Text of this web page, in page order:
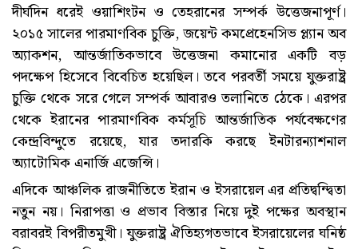
দীর্ঘদিন ধরেই ওয়াশিংটন ও তেহরানের সম্পর্ক উত্তেজনাপূর্ণ।
২০১৫ সালের পারমাণবিক চুক্তি, জয়েন্ট কমপ্রেহেনসিভ প্ল্যান অব
অ্যাকশন, আন্তর্জাতিকভাবে উত্তেজনা কমানোর একটি বড়
পদক্ষেপ হিসেবে বিবেচিত হয়েছিল। তবে পরবর্তী সময়ে যুক্তরাষ্ট্র
চুক্তি থেকে সরে গেলে সম্পর্ক আবারও তলানিতে ঠেকে। এরপর
থেকে ইরানের পারমাণবিক কর্মসূচি আন্তর্জাতিক পর্যবেক্ষণের
কেন্দ্রবিন্দুতে রয়েছে, যার তদারকি করছে ইনটারন্যাশনাল
অ্যাটোমিক এনার্জি এজেন্সি।
এদিকে আঞ্চলিক রাজনীতিতে ইরান ও ইসরায়েল এর প্রতিদ্বন্দ্বিতা
নতুন নয়। নিরাপত্তা ও প্রভাব বিস্তার নিয়ে দুই পক্ষের অবস্থান
বরাবরই বিপরীতমুখী। যুক্তরাষ্ট্র ঐতিহ্যগতভাবে ইসরায়েলের ঘনিষ্ঠ